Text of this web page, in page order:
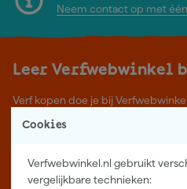
Cookies
Verfwebwinkel.nl gebruikt
vergelijkbare technieken:
Neem contact op met
Leer Verfwebwinkel
Verf kopen doe je bij
Nederland. Voordelige verf van
Meer over ons
Showroom in Tilburg